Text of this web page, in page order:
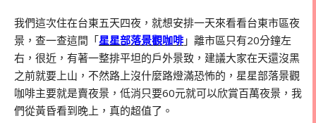
我們這次住在台東五天四夜，就想安排一天來看看台東市區夜
景，查一查這間「星星部落景觀咖啡 」離市區只有20分鐘左
右，很近，有著一整排平坦的戶外景致，建議大家在天還沒黑
之前就要上山，不然路上沒什麼路燈滿恐怖的，星星部落景觀
咖啡主要就是賣夜景，低消只要60元就可以欣賞百萬夜景，我
們從黃昏看到晚上，真的超值了。